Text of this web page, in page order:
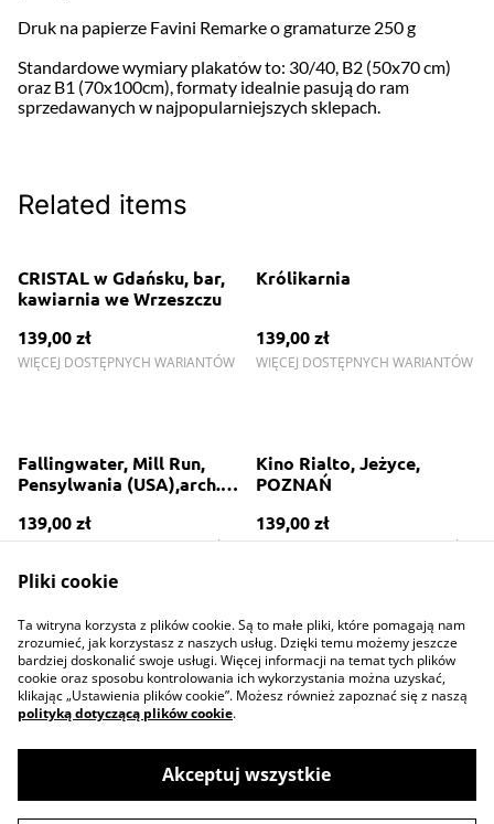
Druk na papierze Favini Remarke o gramaturze 250 g
Standardowe wymiary plakatów to: 30/40, B2 (50x70 cm)
oraz B1 (70x100cm), formaty idealnie pasują do ram
sprzedawanych w najpopularniejszych sklepach.
Related items
CRISTAL w Gdańsku, bar,
kawiarnia we Wrzeszczu
139,00 zł
WIĘCEJ DOSTĘPNYCH WARIANTÓW
Królikarnia
139,00 zł
WIĘCEJ DOSTĘPNYCH WARIANTÓW
Fallingwater, Mill Run,
Pensylwania (USA),arch.
139,00 zł
WIĘCEJ DOSTĘPNYCH WARIANTÓW
Kino Rialto, Jeżyce,
POZNAŃ
139,00 zł
WIĘCEJ DOSTĘPNYCH WARIANTÓW
Contact Us
Privacy Policy
Cookie Policy
Pliki cookie
Ta witryna korzysta z plików cookie. Są to małe pliki, które pomagają nam
zrozumieć, jak korzystasz z naszych usług. Dzięki temu możemy jeszcze
bardziej doskonalić swoje usługi. Więcej informacji na temat tych plików
cookie oraz sposobu kontrolowania ich wykorzystania można uzyskać,
klikając „Ustawienia plików cookie”. Możesz również zapoznać się z naszą
polityką dotyczącą plików cookie.
Akceptuj wszystkie